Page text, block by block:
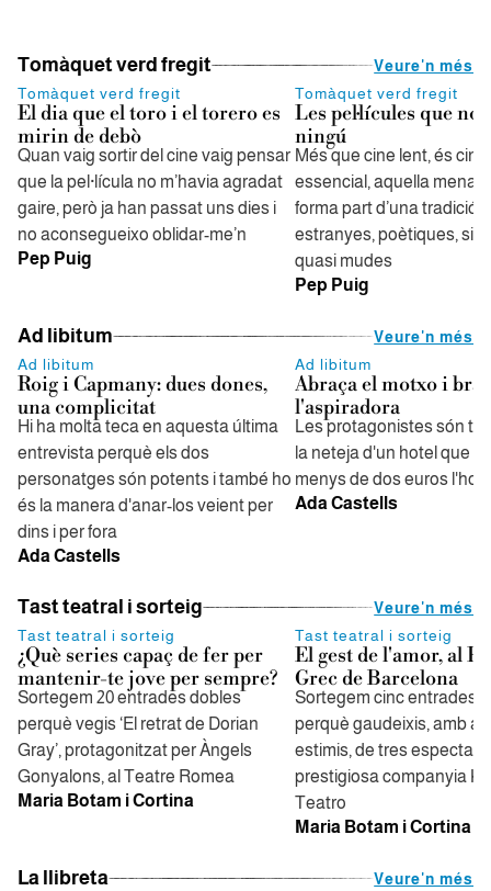
Tomàquet verd fregit
Veure'n més
Tomàquet verd fregit
El dia que el toro i el torero es
mirin de debò
Quan vaig sortir del cine vaig pensar
que la pel·lícula no m’havia agradat
gaire, però ja han passat uns dies i
no aconsegueixo oblidar-me’n
Pep Puig
Tomàquet verd fregit
Les pel·lícules que no
ningú
Més que cine lent, és
essencial, aquella mena
forma part d’una tradició
estranyes, poètiques,
quasi mudes
Pep Puig
Ad libitum
Veure'n més
Ad libitum
Roig i Capmany: dues dones,
una complicitat
Hi ha molta teca en aquesta última
entrevista perquè els dos
personatges són potents i també ho
és la manera d'anar-los veient per
dins i per fora
Ada Castells
Ad libitum
Abraça el motxo i
l'aspiradora
Les protagonistes són
la neteja d'un hotel que
menys de dos euros
Ada Castells
Tast teatral i sorteig
Veure'n més
Tast teatral i sorteig
¿Què series capaç de fer per
mantenir-te jove per sempre?
Sortegem 20 entrades dobles
perquè vegis ‘El retrat de Dorian
Gray’, protagonitzat per Àngels
Gonyalons, al Teatre Romea
Maria Botam i Cortina
Tast teatral i sorteig
El gest de l'amor, al
Grec de Barcelona
Sortegem cinc entrades
perquè gaudeixis, amb
estimis, de tres
prestigiosa companyia
Teatro
Maria Botam i Cortina
La llibreta Veure'n més